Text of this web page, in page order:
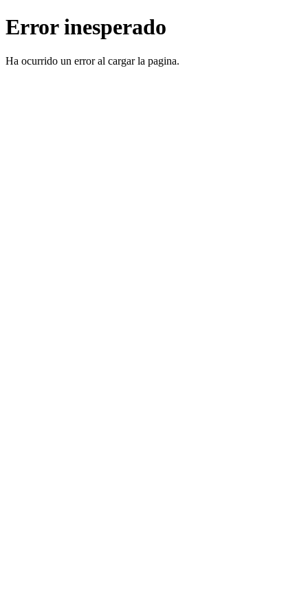
Error inesperado
Ha ocurrido un error al cargar la pagina.